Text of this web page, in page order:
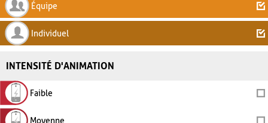
Équipe
Individuel
INTENSITÉ D'ANIMATION
Faible
Moyenne